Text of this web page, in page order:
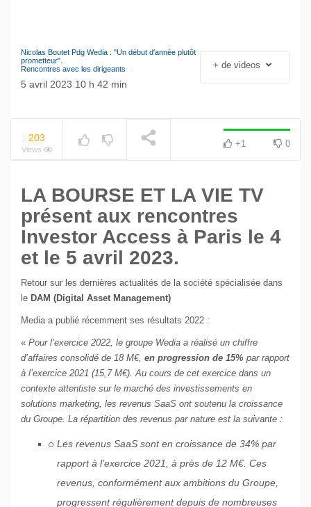
NOW PLAYING
Le séisme industriel
Nicolas Boutet Pdg Wedia : "Un début d'année plutôt
prometteur".
Rencontres avec les dirigeants
5 avril 2023 10 h 42 min
+ de videos
203
Views
+1 0
LA BOURSE ET LA VIE TV
présent aux rencontres
Investor Access à Paris le 4
et le 5 avril 2023.
Retour sur les dernières actualités de la société spécialisée dans
le DAM (Digital Asset Management)
Media a publié récemment ses résultats 2022 :
« Pour l’exercice 2022, le groupe Wedia a réalisé un chiffre
d’affaires consolidé de 18 M€, en progression de 15% par rapport
à l’exercice 2021 (15,7 M€). Au cours de cet exercice dans un
contexte attentiste sur le marché des investissements en
solutions marketing, les revenus SaaS ont soutenu la croissance
du Groupe. La répartition des revenus par nature est la suivante :
Les revenus SaaS sont en croissance de 34% par
rapport à l’exercice 2021, à près de 12 M€. Ces
revenus, conformément aux ambitions du Groupe,
progressent régulièrement depuis de nombreuses